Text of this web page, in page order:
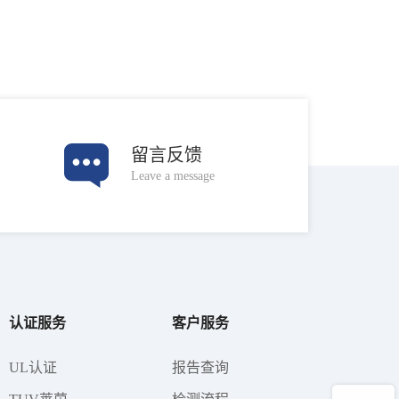
留言反馈
Leave a message
认证服务
UL认证
客户服务
报告查询